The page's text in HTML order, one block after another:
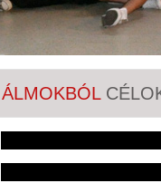
ÁLMOKBÓL